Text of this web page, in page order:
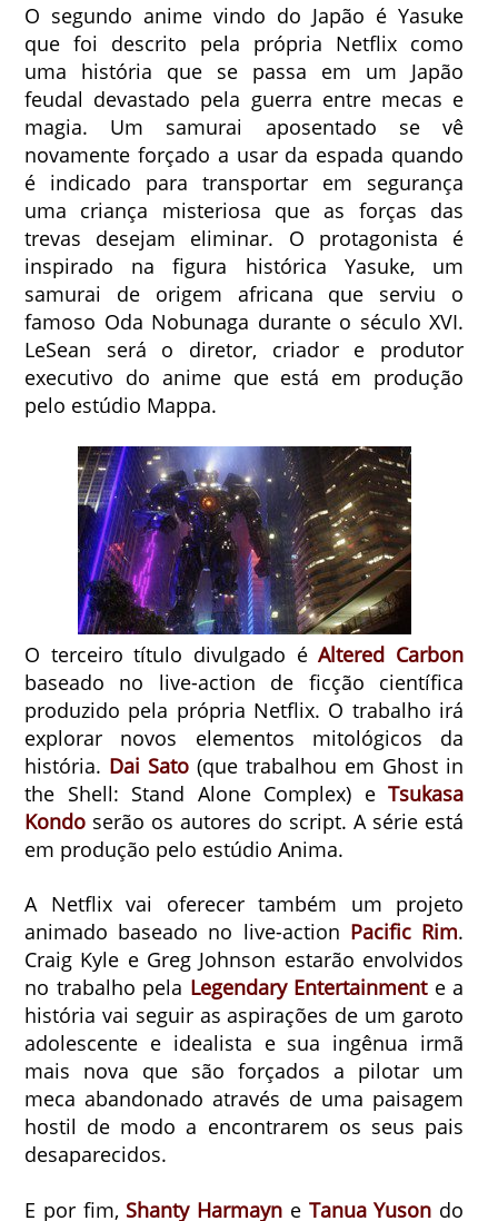
O segundo anime vindo do Japão é Yasuke
que foi descrito pela própria Netflix como
uma história que se passa em um Japão
feudal devastado pela guerra entre mecas e
magia. Um samurai aposentado se vê
novamente forçado a usar da espada quando
é indicado para transportar em segurança
uma criança misteriosa que as forças das
trevas desejam eliminar. O protagonista é
inspirado na figura histórica Yasuke, um
samurai de origem africana que serviu o
famoso Oda Nobunaga durante o século XVI.
LeSean será o diretor, criador e produtor
executivo do anime que está em produção
pelo estúdio Mappa.
O terceiro título divulgado éAltered Carbon
baseado no live-action de ficção científica
produzido pela própria Netflix. O trabalho irá
explorar novos elementos mitológicos da
história. Dai Sato (que trabalhou em Ghost in
the Shell: Stand Alone Complex) eTsukasa
Kondo serão os autores do script. A série está
em produção pelo estúdio Anima.
A Netflix vai oferecer também um projeto
animado baseado no live-action Pacific Rim.
Craig Kyle e Greg Johnson estarão envolvidos
no trabalho pela Legendary Entertainmente a
história vai seguir as aspirações de um garoto
adolescente e idealista e sua ingênua irmã
mais nova que são forçados a pilotar um
meca abandonado através de uma paisagem
hostil de modo a encontrarem os seus pais
desaparecidos.
E por fim, Shanty Harmayn e Tanua Yuson do